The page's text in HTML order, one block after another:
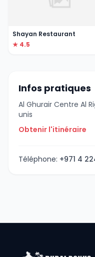
Shayan Restaurant
★ 4.5
Infos pratiques
Al Ghurair Centre Al
unis
Obtenir l'itinéraire
Téléphone: +971 4